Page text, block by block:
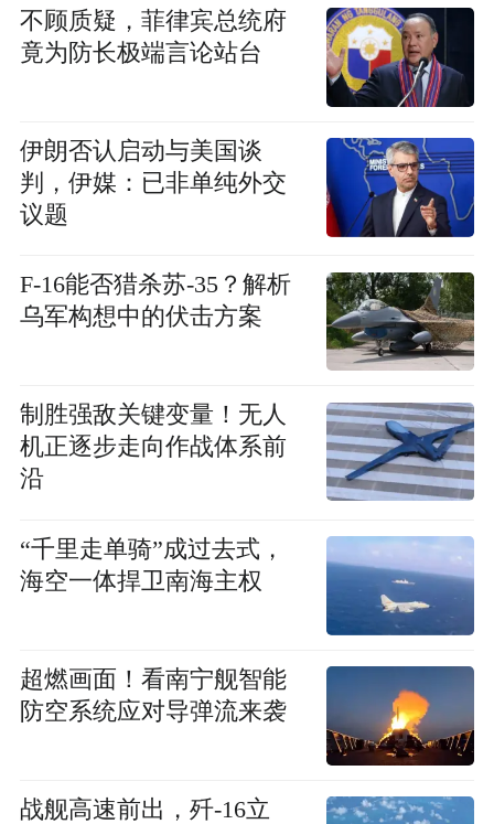
不顾质疑，菲律宾总统府
竟为防长极端言论站台
伊朗否认启动与美国谈
判，伊媒：已非单纯外交
议题
F-16能否猎杀苏-35？解析
乌军构想中的伏击方案
制胜强敌关键变量！无人
机正逐步走向作战体系前
沿
“千里走单骑”成过去式，
海空一体捍卫南海主权
超燃画面！看南宁舰智能
防空系统应对导弹流来袭
战舰高速前出，歼-16立